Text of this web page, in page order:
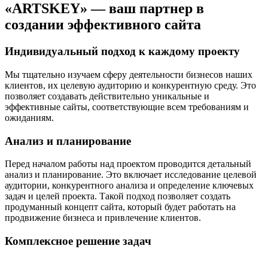
«ARTSKEY» — ваш партнер в
создании эффективного сайта
Индивидуальный подход к каждому проекту
Мы тщательно изучаем сферу деятельности бизнесов наших
клиентов, их целевую аудиторию и конкурентную среду. Это
позволяет создавать действительно уникальные и
эффективные сайты, соответствующие всем требованиям и
ожиданиям.
Анализ и планирование
Перед началом работы над проектом проводится детальный
анализ и планирование. Это включает исследование целевой
аудитории, конкурентного анализа и определение ключевых
задач и целей проекта. Такой подход позволяет создать
продуманный концепт сайта, который будет работать на
продвижение бизнеса и привлечение клиентов.
Комплексное решение задач